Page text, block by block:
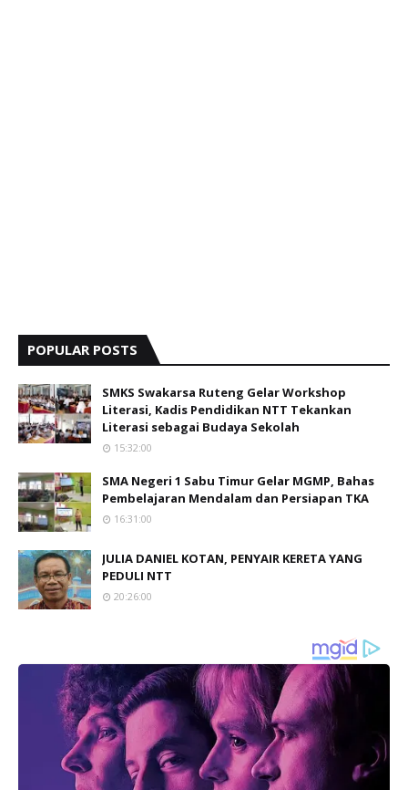
POPULAR POSTS
SMKS Swakarsa Ruteng Gelar Workshop
Literasi, Kadis Pendidikan NTT Tekankan
Literasi sebagai Budaya Sekolah
15:32:00
SMA Negeri 1 Sabu Timur Gelar MGMP, Bahas
Pembelajaran Mendalam dan Persiapan TKA
16:31:00
JULIA DANIEL KOTAN, PENYAIR KERETA YANG
PEDULI NTT
20:26:00